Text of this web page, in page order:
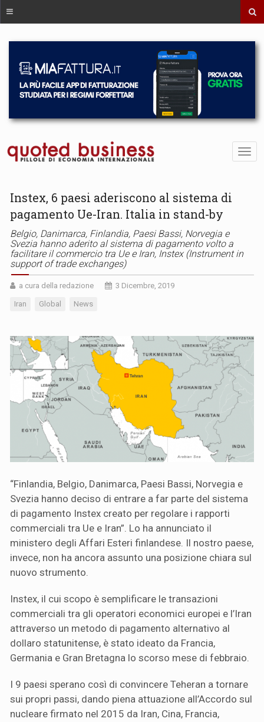
Instex, 6 paesi aderiscono al sistema di
pagamento Ue-Iran. Italia in stand-by
Belgio, Danimarca, Finlandia, Paesi Bassi, Norvegia e
Svezia hanno aderito al sistema di pagamento volto a
facilitare il commercio tra Ue e Iran, Instex (Instrument in
support of trade exchanges)
a cura della redazione 3 Dicembre, 2019
Iran Global News
“Finlandia, Belgio, Danimarca, Paesi Bassi, Norvegia e
Svezia hanno deciso di entrare a far parte del sistema
di pagamento Instex creato per regolare i rapporti
commerciali tra Ue e Iran”. Lo ha annunciato il
ministero degli Affari Esteri finlandese. Il nostro paese,
invece, non ha ancora assunto una posizione chiara sul
nuovo strumento.
Instex, il cui scopo è semplificare le transazioni
commerciali tra gli operatori economici europei e l’Iran
attraverso un metodo di pagamento alternativo al
dollaro statunitense, è stato ideato da Francia,
Germania e Gran Bretagna lo scorso mese di febbraio.
I 9 paesi sperano così di convincere Teheran a tornare
sui propri passi, dando piena attuazione all’Accordo sul
nucleare firmato nel 2015 da Iran, Cina, Francia,